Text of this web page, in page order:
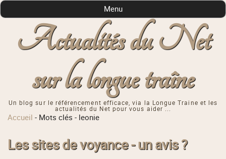
Actualités du Net
sur la longue traîne
Un blog sur le référencement efficace, via la Longue Traine et les
actualités du Net pour vous aider ...
Menu
Accueil - Mots clés - leonie
Les sites de voyance - un avis ?